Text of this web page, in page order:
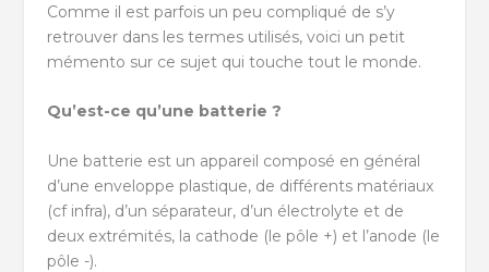
Comme il est parfois un peu compliqué de s’y
retrouver dans les termes utilisés, voici un petit
mémento sur ce sujet qui touche tout le monde.
Qu’est-ce qu’une batterie ?
Une batterie est un appareil composé en général
d’une enveloppe plastique, de différents matériaux
(cf infra), d’un séparateur, d’un électrolyte et de
deux extrémités, la cathode (le pôle +) et l’anode (le
pôle -).